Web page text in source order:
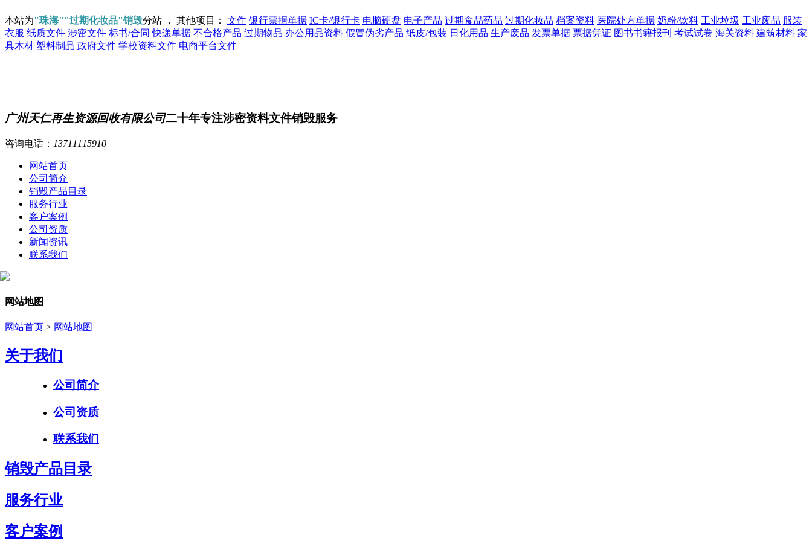
本站为"珠海""过期化妆品"销毁分站 ， 其他项目： 文件 银行票据单据 IC卡/银行卡 电脑硬盘 电子产品 过期食品药品 过期化妆品 档案资料 医院处方单据 奶粉/饮料 工业垃圾 工业废品 服装
衣服 纸质文件 涉密文件 标书/合同 快递单据 不合格产品 过期物品 办公用品资料 假冒伪劣产品 纸皮/包装 日化用品 生产废品 发票单据 票据凭证 图书书籍报刊 考试试卷 海关资料 建筑材料 家
具木材 塑料制品 政府文件 学校资料文件 电商平台文件
广州天仁再生资源回收有限公司二十年专注涉密资料文件销毁服务
咨询电话： 13711115910
网站首页
公司简介
销毁产品目录
服务行业
客户案例
公司资质
新闻资讯
联系我们
网站地图
网站首页 > 网站地图
关于我们
公司简介
公司资质
联系我们
销毁产品目录
服务行业
客户案例